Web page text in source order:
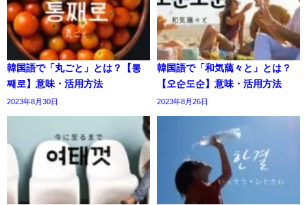
韓国語で「丸ごと」とは？【통
째로】意味・活用方法
2023年8月30日
韓国語で「和気藹々と」とは？
【오순도순】意味・活用方法
2023年8月26日